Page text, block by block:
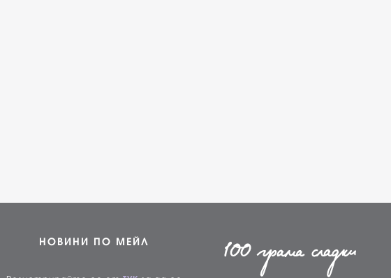
НОВИНИ ПО МЕЙЛ